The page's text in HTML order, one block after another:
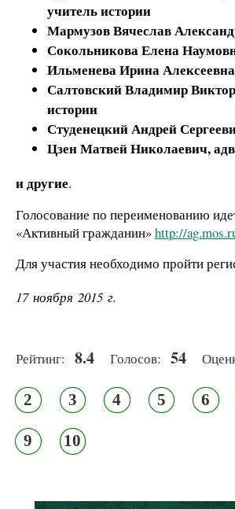
учитель истории
Мармузов Вячеслав
Сокольникова Елена
Ильменева Ирина
Салтовский Владимир
истории
СтуденецкийАндрей
Цзен Матвей Николаевич,
и другие.
Голосование по переименованию
«Активный гражданин»http://
Для участия необходимо пройти
17 ноября 2015 г.
Рейтинг: 8.4 Голосов: 54
2 3 4 5 6
9 10